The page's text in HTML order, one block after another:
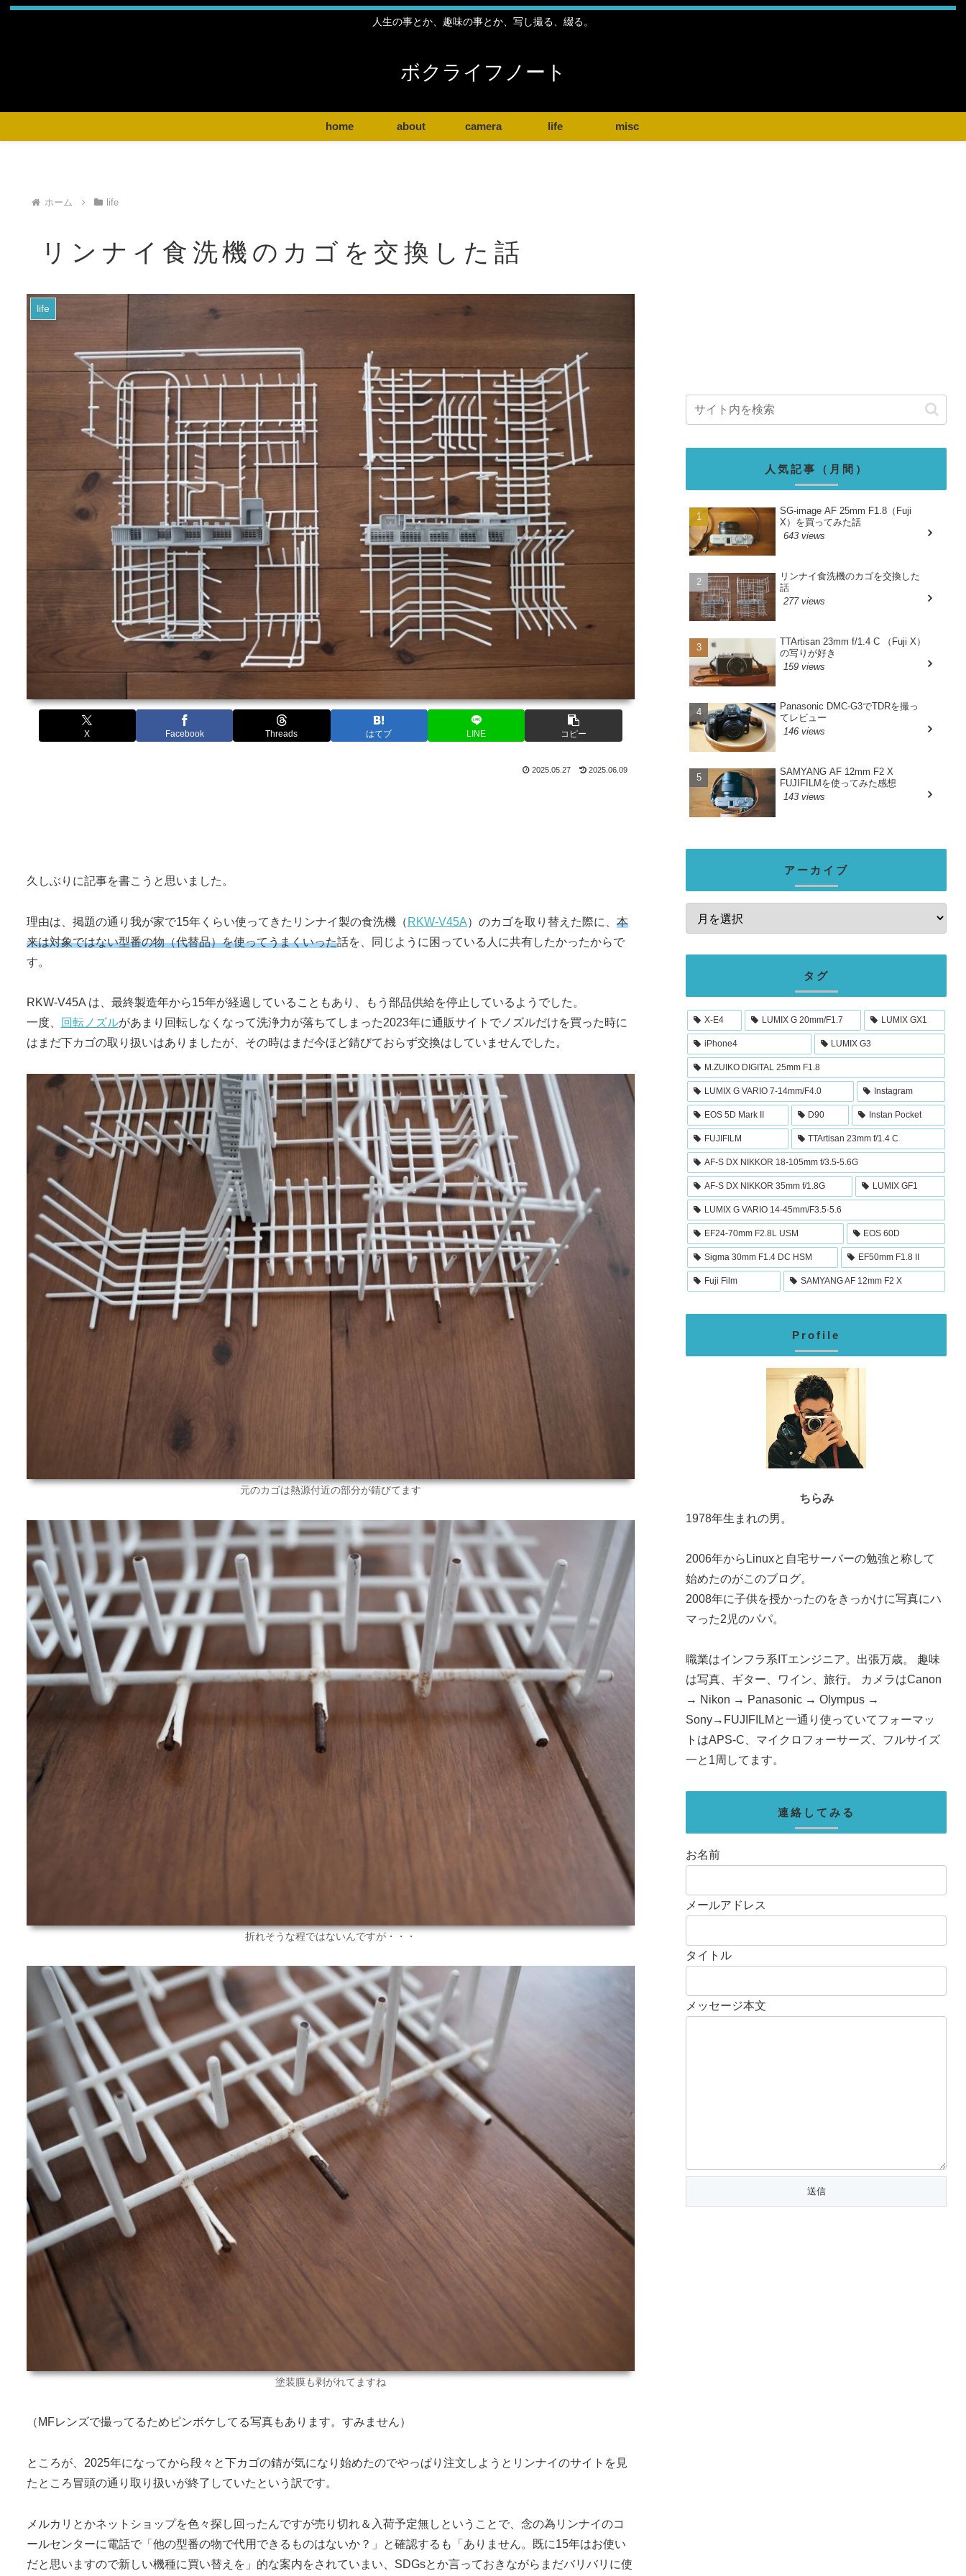
人生の事とか、趣味の事とか、写し撮る、綴る。
ボクライフノート
home about camera life misc
ホーム life
リンナイ食洗機のカゴを交換した話
life
X Facebook Threads はてブ LINE コピー
2025.05.27 2025.06.09
久しぶりに記事を書こうと思いました。
理由は、掲題の通り我が家で15年くらい使ってきたリンナイ製の食洗機（ RKW-V45A）のカゴを取り替えた際に、 本
来は対象ではない型番の物（代替品）を使ってうまくいった話を、同じように困っている人に共有したかったからで
す。
RKW-V45A は、最終製造年から15年が経過していることもあり、もう部品供給を停止しているようでした。
一度、
回転ノズルがあまり回転しなくなって洗浄力が落ちてしまった2023年に通販サイトでノズルだけを買った時に
はまだ下カゴの取り扱いはありましたが、その時はまだ今ほど錆びておらず交換はしていませんでした。
元のカゴは熱源付近の部分が錆びてます
折れそうな程ではないんですが・・・
塗装膜も剥がれてますね
（MFレンズで撮ってるためピンボケしてる写真もあります。すみません）
ところが、2025年になってから段々と下カゴの錆が気になり始めたのでやっぱり注文しようとリンナイのサイトを見
たところ冒頭の通り取り扱いが終了していたという訳です。
メルカリとかネットショップを色々探し回ったんですが売り切れ＆入荷予定無しということで、念の為リンナイのコ
ールセンターに電話で「他の型番の物で代用できるものはないか？」と確認するも「ありません。既に15年はお使い
だと思いますので新しい機種に買い替えを」的な案内をされていまい、SDGsとか言っておきながらまだバリバリに使
人気記事（月間）
SG-image AF 25mm F1.8（Fuji
X）を買ってみた話
643 views
リンナイ食洗機のカゴを交換した
話
277 views
TTArtisan 23mm f/1.4 C （Fuji X）
の写りが好き
159 views
Panasonic DMC-G3でTDRを撮っ
てレビュー
146 views
SAMYANG AF 12mm F2 X
FUJIFILMを使ってみた感想
143 views
アーカイブ
タグ
X-E4 LUMIX G 20mm/F1.7 LUMIX GX1
iPhone4 LUMIX G3
M.ZUIKO DIGITAL 25mm F1.8
LUMIX G VARIO 7-14mm/F4.0 Instagram
EOS 5D Mark II D90 Instan Pocket
FUJIFILM TTArtisan 23mm f/1.4 C
AF-S DX NIKKOR 18-105mm f/3.5-5.6G
AF-S DX NIKKOR 35mm f/1.8G LUMIX GF1
LUMIX G VARIO 14-45mm/F3.5-5.6
EF24-70mm F2.8L USM EOS 60D
Sigma 30mm F1.4 DC HSM EF50mm F1.8 II
Fuji Film SAMYANG AF 12mm F2 X
Profile
ちらみ
1978年生まれの男。
2006年からLinuxと自宅サーバーの勉強と称して
始めたのがこのブログ。
2008年に子供を授かったのをきっかけに写真にハ
マった2児のパパ。
職業はインフラ系ITエンジニア。出張万歳。 趣味
は写真、ギター、ワイン、旅行。 カメラはCanon
→ Nikon → Panasonic → Olympus →
Sony→FUJIFILMと一通り使っていてフォーマッ
トはAPS-C、マイクロフォーサーズ、フルサイズ
一と1周してます。
連絡してみる
お名前
メールアドレス
タイトル
メッセージ本文